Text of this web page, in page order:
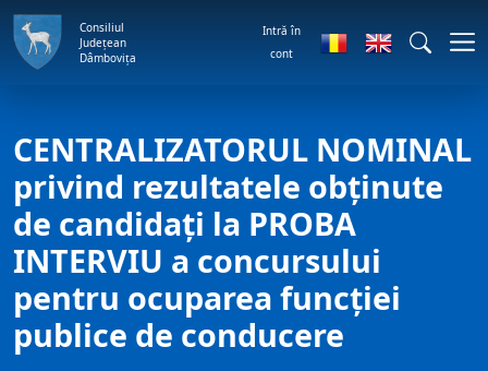
Consiliul
Județean
Dâmbovița
Intră în
cont
CENTRALIZATORUL NOMINAL
privind rezultatele obţinute
de candidaţi la PROBA
INTERVIU a concursului
pentru ocuparea funcţiei
publice de conducere